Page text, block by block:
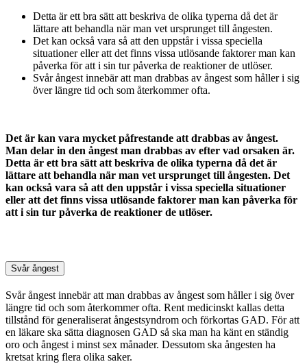
Detta är ett bra sätt att beskriva de olika typerna då det är
lättare att behandla när man vet ursprunget till ångesten.
Det kan också vara så att den uppstår i vissa speciella
situationer eller att det finns vissa utlösande faktorer man kan
påverka för att i sin tur påverka de reaktioner de utlöser.
Svår ångest innebär att man drabbas av ångest som håller i sig
över längre tid och som återkommer ofta.
Det är kan vara mycket påfrestande att drabbas av ångest.
Man delar in den ångest man drabbas av efter vad orsaken är.
Detta är ett bra sätt att beskriva de olika typerna då det är
lättare att behandla när man vet ursprunget till ångesten. Det
kan också vara så att den uppstår i vissa speciella situationer
eller att det finns vissa utlösande faktorer man kan påverka för
att i sin tur påverka de reaktioner de utlöser.
Svår ångest
Svår ångest innebär att man drabbas av ångest som håller i sig över
längre tid och som återkommer ofta. Rent medicinskt kallas detta
tillstånd för generaliserat ångestsyndrom och förkortas GAD. För att
en läkare ska sätta diagnosen GAD så ska man ha känt en ständig
oro och ångest i minst sex månader. Dessutom ska ångesten ha
kretsat kring flera olika saker.